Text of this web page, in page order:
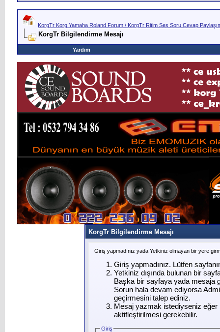
KorgTr Korg Yamaha Roland Forum / KorgTr Ritim Ses Soru Cevap
KorgTr Bilgilendirme Mesajı
Yardım
KorgTr Bilgilendirme Mesajı
Giriş yapmadınız yada Yetkiniz olmayan bir yere
Giriş yapmadınız. Lütfen
Yetkiniz dışında bulunan bir
Başka bir sayfaya yada mesaja
Sorun hala devam ediyorsa
geçirmesini talep ediniz.
Mesaj yazmak istediyseniz eğer
aktifleştirilmesi gerekebilir.
Giriş